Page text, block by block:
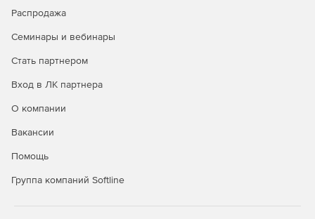
Распродажа
Семинары и вебинары
Стать партнером
Вход в ЛК партнера
О компании
Вакансии
Помощь
Группа компаний Softline